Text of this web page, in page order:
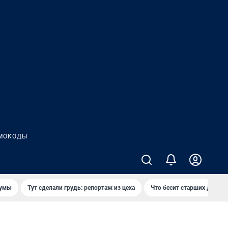
Тут сделали грудь: репортаж из цеха Что бесит старших детей